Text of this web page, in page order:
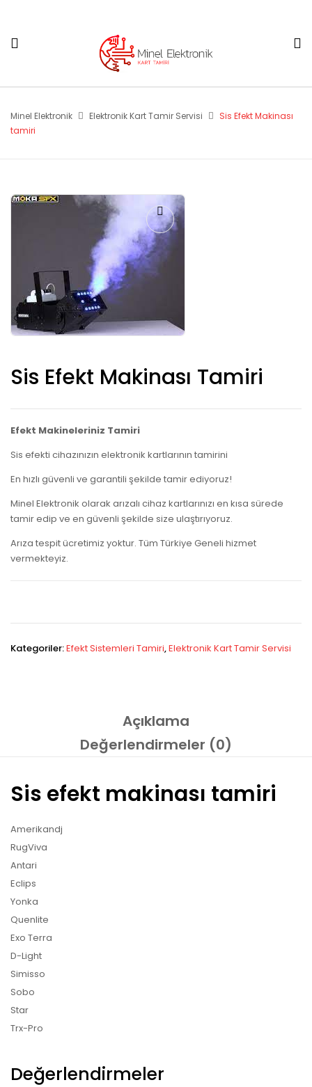
Minel Elektronik Elektronik Kart Tamir Servisi
Sis Efekt Makinası
tamiri
Sis Efekt Makinası Tamiri
Efekt Makineleriniz Tamiri​
Sis efekti cihazınızın elektronik kartlarının tamirini
En hızlı güvenli ve garantili şekilde tamir ediyoruz!
Minel Elektronik olarak arızalı cihaz kartlarınızı en kısa sürede
tamir edip ve en güvenli şekilde size ulaştırıyoruz.
Arıza tespit ücretimiz yoktur. Tüm Türkiye Geneli hizmet
vermekteyiz.
Kategoriler:Efekt Sistemleri Tamiri,Elektronik Kart Tamir Servisi
Açıklama
Değerlendirmeler (0)
Sis efekt makinası tamiri
Amerikandj
RugViva
Antari
Eclips
Yonka
Quenlite
Exo Terra
D-Light
Simisso
Sobo
Star
Trx-Pro
Değerlendirmeler